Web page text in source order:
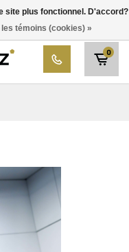
Tech
0
site plus fonctionnel. D'accord?
témoins (cookies) »